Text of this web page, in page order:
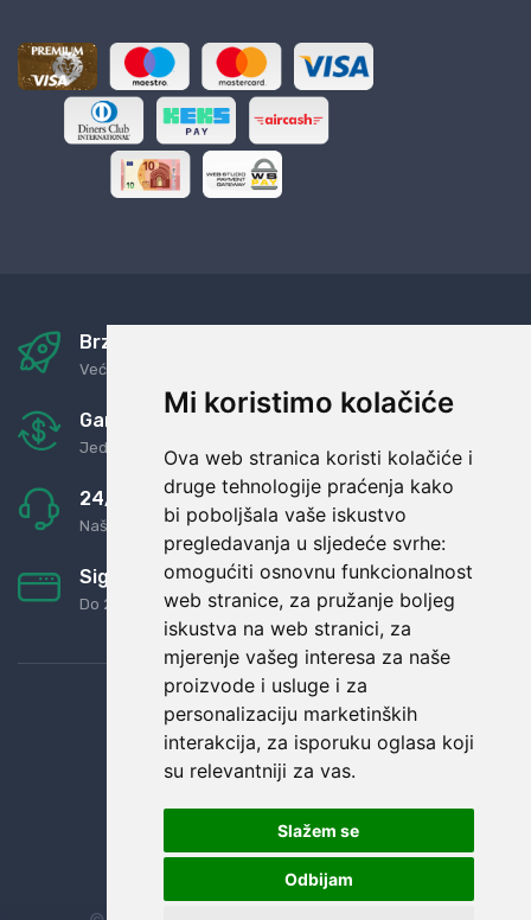
Mi koristimo kolačiće
Ova web stranica koristi kolačiće i
druge tehnologije praćenja kako
bi poboljšala vaše iskustvo
pregledavanja u sljedeće svrhe:
omogućiti osnovnu funkcionalnost
web stranice, za pružanje boljeg
iskustva na web stranici, za
mjerenje vašeg interesa za naše
proizvode i usluge i za
personalizaciju marketinških
interakcija, za isporuku oglasa koji
su relevantniji za vas.
Slažem se
Odbijam
Brza i sigurna dostava
Već za nekoliko dana kod vas
Garancija u povrat novaca
Jednostavno pravilo: Roba za novac
24/7 odlična podrška
Naši agenti uvijek na raspolaganju
Sigurno obročno plaćanje
Do 24 rata bez kamata